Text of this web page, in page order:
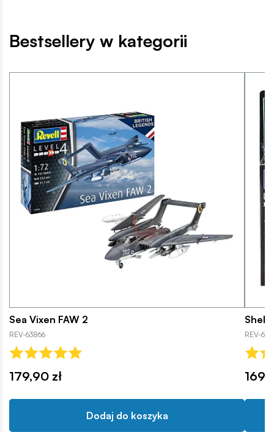
Bestsellery w kategorii
Sea Vixen FAW 2
REV-63866
179,90 zł
Dodaj do koszyka
REV-